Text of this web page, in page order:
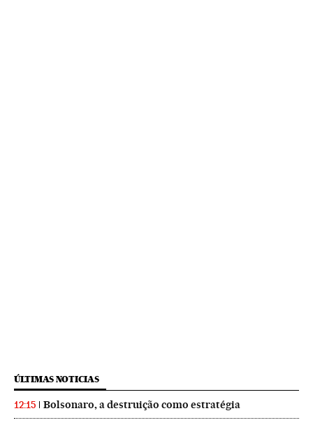
ÚLTIMAS NOTICIAS
12:15 Bolsonaro, a destruição como estratégia